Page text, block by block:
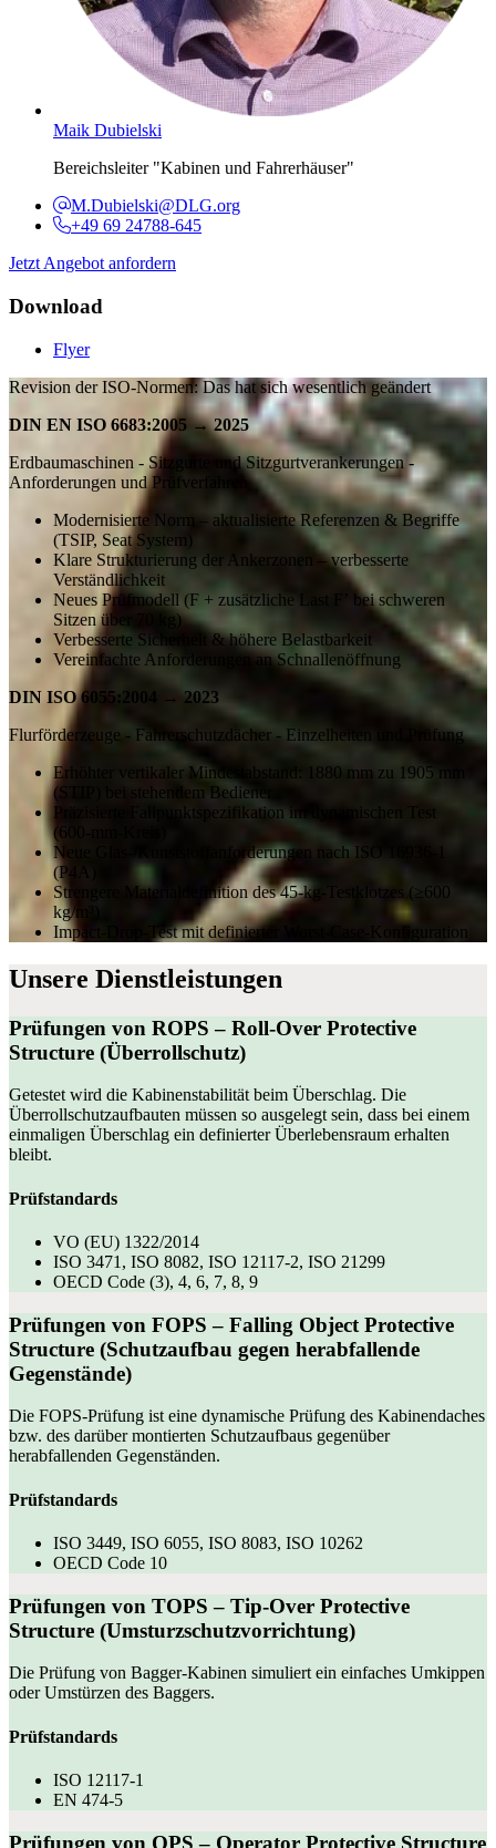
Maik Dubielski
Bereichsleiter "Kabinen und Fahrerhäuser"
M.Dubielski@DLG.org
+49 69 24788-645
Jetzt Angebot anfordern
Download
Flyer
Revision der ISO‑Normen: Das hat sich wesentlich geändert
DIN EN ISO 6683:2005 → 2025
Erdbaumaschinen - Sitzgurte und Sitzgurtverankerungen -
Anforderungen und Prüfverfahren
Modernisierte Norm – aktualisierte Referenzen & Begriffe
(TSIP, Seat System)
Klare Strukturierung der Ankerzonen – verbesserte
Verständlichkeit
Neues Prüfmodell (F + zusätzliche Last Fʼ bei schweren
Sitzen über 70 kg)
Verbesserte Sicherheit & höhere Belastbarkeit
Vereinfachte Anforderungen an Schnallenöffnung
DIN ISO 6055:2004 → 2023
Flurförderzeuge - Fahrerschutzdächer - Einzelheiten und Prüfung
Erhöhter vertikaler Mindestabstand: 1880 mm zu 1905 mm
(STIP) bei stehendem Bediener
Präzisierte Fallpunktspezifikation im dynamischen Test
(600‑mm‑Kreis)
Neue Glas-/Kunststoffanforderungen nach ISO 16936‑1
(P4A)
Strengere Materialdefinition des 45‑kg-Testklotzes (≥600
kg/m³)
Impact‑Drop-Test mit definierter Worst‑Case‑Konfiguration
Unsere Dienstleistungen
Prüfungen von ROPS– Roll-Over Protective
Structure (Überrollschutz)
Getestet wird die Kabinenstabilität beim Überschlag. Die
Überrollschutzaufbauten müssen so ausgelegt sein, dass bei einem
einmaligen Überschlag ein definierter Überlebensraum erhalten
bleibt.
Prüfstandards
VO (EU) 1322/2014
ISO 3471, ISO 8082, ISO 12117-2, ISO 21299
OECD Code (3), 4, 6, 7, 8, 9
Prüfungen von FOPS– Falling Object Protective
Structure (Schutzaufbau gegen herabfallende
Gegenstände)
Die FOPS-Prüfung ist eine dynamische Prüfung des Kabinendaches
bzw. des darüber montierten Schutzaufbaus gegenüber
herabfallenden Gegenständen.
Prüfstandards
ISO 3449, ISO 6055, ISO 8083, ISO 10262
OECD Code 10
Prüfungen von TOPS– Tip-Over Protective
Structure (Umsturzschutzvorrichtung)
Die Prüfung von Bagger-Kabinen simuliert ein einfaches Umkippen
oder Umstürzen des Baggers.
Prüfstandards
ISO 12117-1
EN 474-5
Prüfungen von OPS– Operator Protective Structure